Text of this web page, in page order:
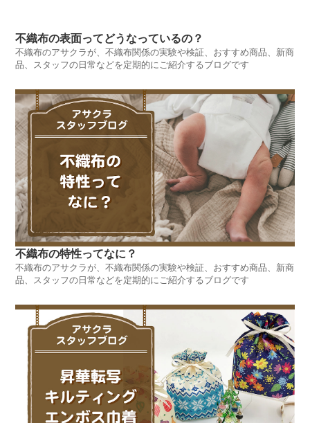
不織布の表面ってどうなっているの？
不織布のアサクラが、不織布関係の実験や検証、おすすめ商品、新商
品、スタッフの日常などを定期的にご紹介するブログです
不織布の特性ってなに？
不織布のアサクラが、不織布関係の実験や検証、おすすめ商品、新商
品、スタッフの日常などを定期的にご紹介するブログです